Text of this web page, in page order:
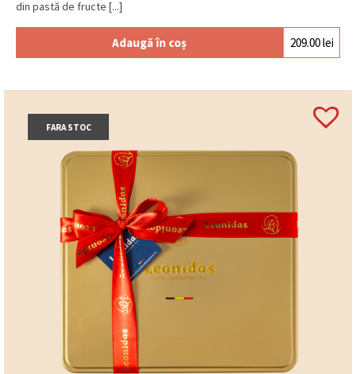
din pastă de fructe [...]
Adaugă în coș 209.00lei
FARA STOC